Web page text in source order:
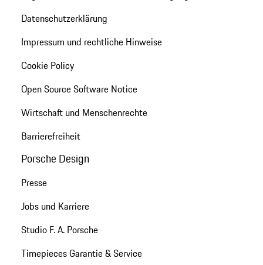
Datenschutzerklärung
Impressum und rechtliche Hinweise
Cookie Policy
Open Source Software Notice
Wirtschaft und Menschenrechte
Barrierefreiheit
Porsche Design
Presse
Jobs und Karriere
Studio F. A. Porsche
Timepieces Garantie & Service